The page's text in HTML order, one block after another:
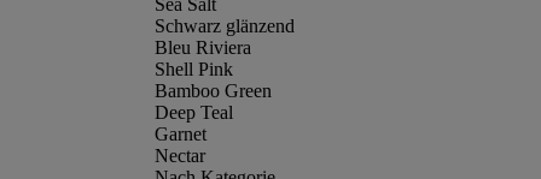
Sea Salt
Schwarz glänzend
Bleu Riviera
Shell Pink
Bamboo Green
Deep Teal
Garnet
Nectar